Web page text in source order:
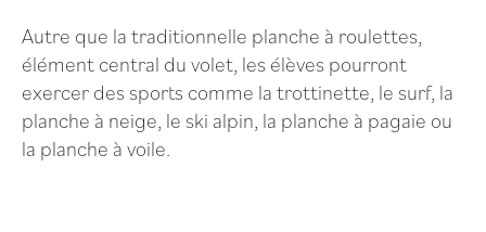
Autre que la traditionnelle planche à roulettes,
élément central du volet, les élèves pourront
exercer des sports comme la trottinette, le surf, la
planche à neige, le ski alpin, la planche à pagaie ou
la planche à voile.